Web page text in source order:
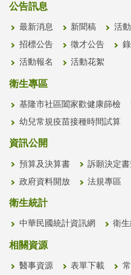
公告訊息
最新消息 新聞稿 活
招標公告 徵才公告
活動報名 活動花絮
衛生專區
基隆市社區闔家歡健康篩檢
幼兒常規疫苗接種時間試算
資訊公開
預算及決算書 訴願決定書
政府資料開放 法規專區
衛生統計
中華民國統計資訊網 衛
相關資源
醫事資源 表單下載